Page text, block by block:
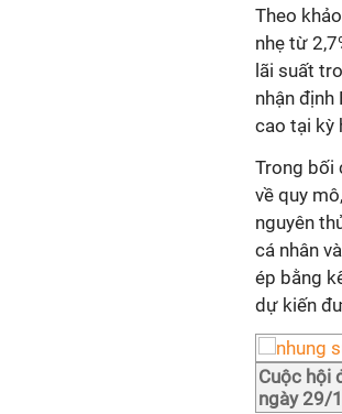
Theo
nhẹ từ
lãi suất
nhận định
cao tại kỳ
Trong bối
về quy
nguyên
cá nhân
ép bằng
dự kiến
Cuộc hội
ngày 29/